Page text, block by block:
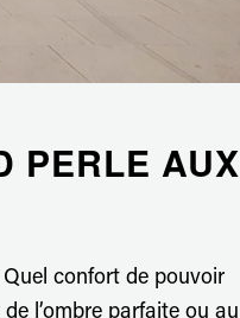
PERLE AUX
confort de pouvoir
l’ombre parfaite ou au